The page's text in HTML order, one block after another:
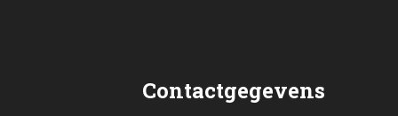
Contactgegevens